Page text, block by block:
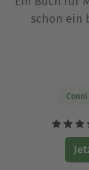
schon ein
Conni